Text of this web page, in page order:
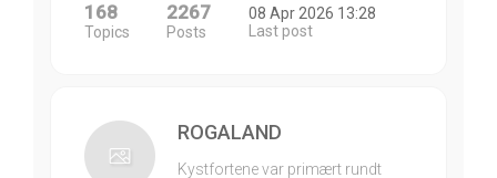
168
Topics
2267
Posts
08 Apr 2026 13:28
Last post
ROGALAND
Kystfortene var primært rundt